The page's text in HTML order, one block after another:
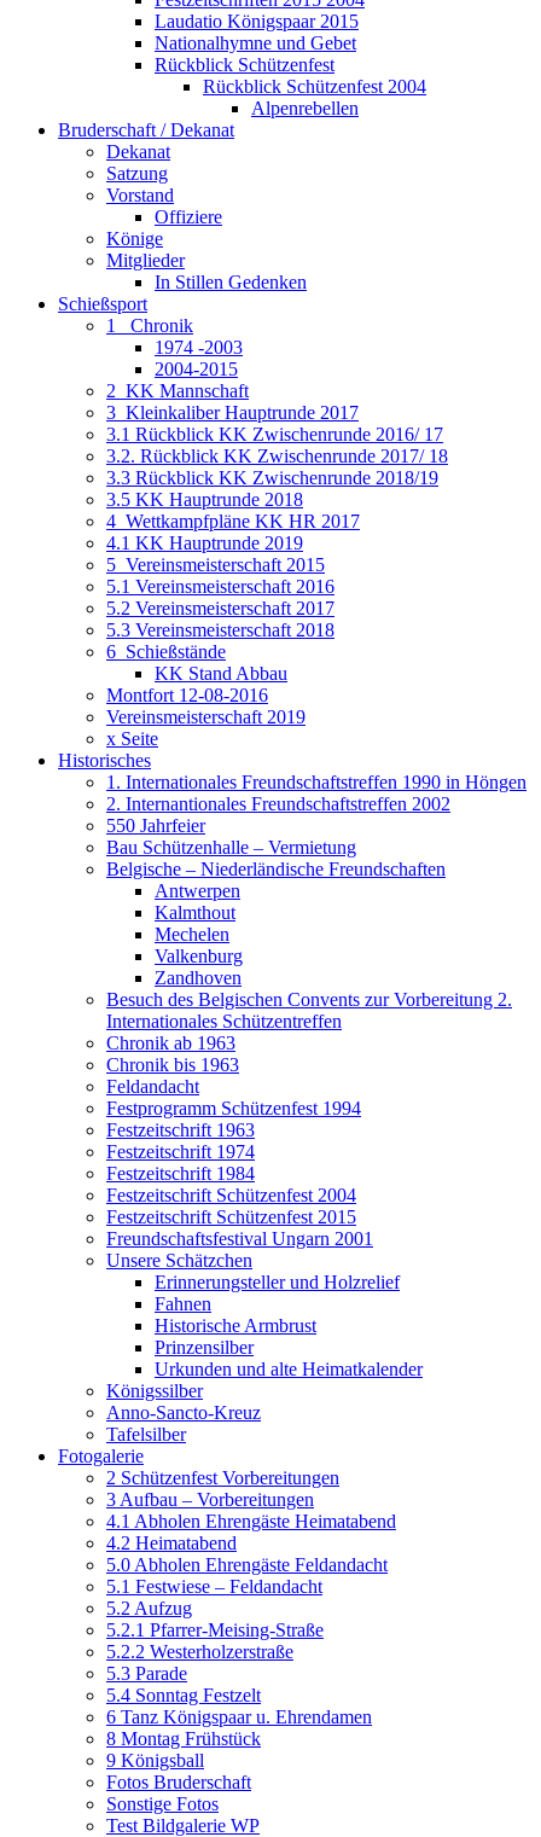
Laudatio Königspaar 2015
Nationalhymne und Gebet
Rückblick Schützenfest
Rückblick Schützenfest 2004
Alpenrebellen
Bruderschaft / Dekanat
Dekanat
Satzung
Vorstand
Offiziere
Könige
Mitglieder
In Stillen Gedenken
Schießsport
1_ Chronik
1974 -2003
2004-2015
2_KK Mannschaft
3_Kleinkaliber Hauptrunde 2017
3.1 Rückblick KK Zwischenrunde 2016/ 17
3.2. Rückblick KK Zwischenrunde 2017/ 18
3.3 Rückblick KK Zwischenrunde 2018/19
3.5 KK Hauptrunde 2018
4_Wettkampfpläne KK HR 2017
4.1 KK Hauptrunde 2019
5_Vereinsmeisterschaft 2015
5.1 Vereinsmeisterschaft 2016
5.2 Vereinsmeisterschaft 2017
5.3 Vereinsmeisterschaft 2018
6_Schießstände
KK Stand Abbau
Montfort 12-08-2016
Vereinsmeisterschaft 2019
x Seite
Historisches
1. Internationales Freundschaftstreffen 1990 in Höngen
2. Internantionales Freundschaftstreffen 2002
550 Jahrfeier
Bau Schützenhalle – Vermietung
Belgische – Niederländische Freundschaften
Antwerpen
Kalmthout
Mechelen
Valkenburg
Zandhoven
Besuch des Belgischen Convents zur Vorbereitung 2.
Internationales Schützentreffen
Chronik ab 1963
Chronik bis 1963
Feldandacht
Festprogramm Schützenfest 1994
Festzeitschrift 1963
Festzeitschrift 1974
Festzeitschrift 1984
Festzeitschrift Schützenfest 2004
Festzeitschrift Schützenfest 2015
Freundschaftsfestival Ungarn 2001
Unsere Schätzchen
Erinnerungsteller und Holzrelief
Fahnen
Historische Armbrust
Prinzensilber
Urkunden und alte Heimatkalender
Königssilber
Anno-Sancto-Kreuz
Tafelsilber
Fotogalerie
2 Schützenfest Vorbereitungen
3 Aufbau – Vorbereitungen
4.1 Abholen Ehrengäste Heimatabend
4.2 Heimatabend
5.0 Abholen Ehrengäste Feldandacht
5.1 Festwiese – Feldandacht
5.2 Aufzug
5.2.1 Pfarrer-Meising-Straße
5.2.2 Westerholzerstraße
5.3 Parade
5.4 Sonntag Festzelt
6 Tanz Königspaar u. Ehrendamen
8 Montag Frühstück
9 Königsball
Fotos Bruderschaft
Sonstige Fotos
Test Bildgalerie WP